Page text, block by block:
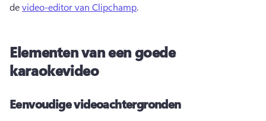
de video-editor van Clipchamp.
Elementen van een goede
karaokevideo
Eenvoudige videoachtergronden